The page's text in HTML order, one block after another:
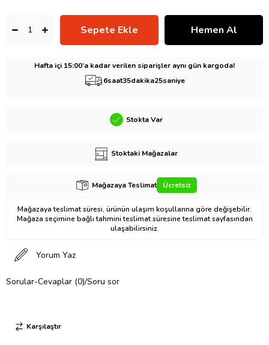
Hafta içi 15:00’a kadar verilen siparişler aynı gün kargoda!
6saat35dakika24saniye
Stokta Var
Stoktaki Mağazalar
Mağazaya Teslimat Ücretsiz
Mağazaya teslimat süresi, ürünün ulaşım koşullarına göre değişebilir.
Mağaza seçimine bağlı tahmini teslimat süresine teslimat sayfasından
ulaşabilirsiniz.
Yorum Yaz
Sorular-Cevaplar (0)/Soru sor
Karşılaştır